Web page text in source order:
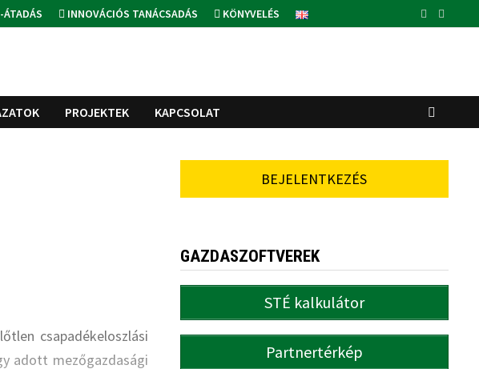
ÁTADÁS INNOVÁCIÓS TANÁCSADÁS KÖNYVELÉS
PROJEKTEK KAPCSOLAT
csapadékeloszlási
adott mezőgazdasági
BEJELENTKEZÉS
GAZDASZOFTVEREK
STÉ kalkulátor
Partnertérkép